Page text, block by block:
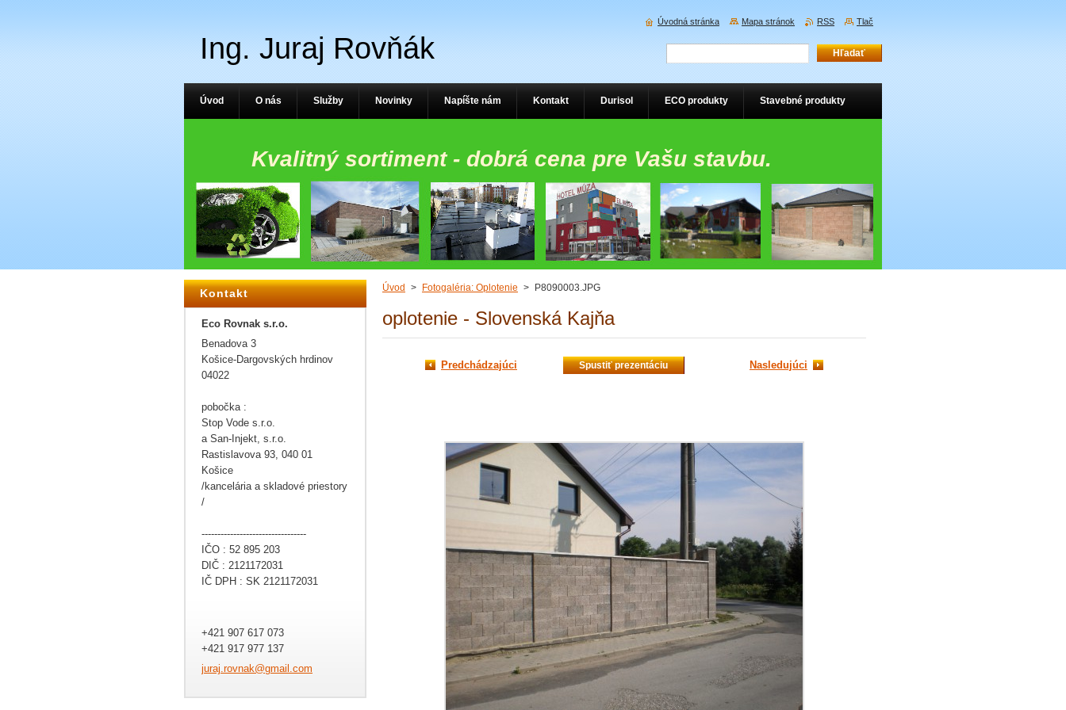
Ing. Juraj Rovňák
Kvalitný sortiment - dobrá cena pre Vašu stavbu.
Úvod > Fotogaléria: Oplotenie > P8090003.JPG
oplotenie - Slovenská Kajňa
Predchádzajúci Spustiť prezentáciu Nasledujúci
Kontakt
Eco Rovnak s.r.o.
Benadova 3
Košice-Dargovských hrdinov
04022
pobočka :
Stop Vode s.r.o.
a San-Injekt, s.r.o.
Rastislavova 93, 040 01
Košice
/kancelária a skladové priestory
/
---------------------------------
IČO : 52 895 203
DIČ : 2121172031
IČ DPH : SK 2121172031
+421 907 617 073
+421 917 977 137
juraj.rovnak@gmail.com
Úvod O nás Služby Novinky Napíšte nám Kontakt Durisol ECO produkty Stavebné produkty
Úvodná stránka Mapa stránok RSS Tlač